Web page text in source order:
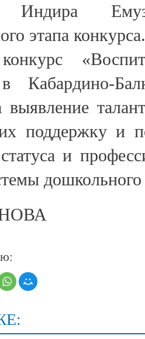
Индира
этапа конкурса.
в Кабардино-
выявление
поддержку и
и